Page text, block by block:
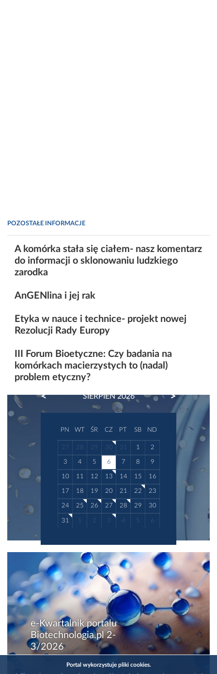
POZOSTAŁE INFORMACJE
A komórka stała się ciałem- nasz komentarz
do informacji o sklonowaniu ludzkiego
zarodka
AnGENlina i jej rak
Etyka w nauce i technice- projekt nowej
Rezolucji Rady Europy
III Forum Bioetyczne: Czy badania na
komórkach macierzystych to (nadal)
problem etyczny?
SIERPIEŃ 2026
PREVIOUS NEXT
PN WT ŚR CZ PT SB ND
27 28 29 30 31 1 2
3 4 5 6 7 8 9
10 11 12 13 14 15 16
17 18 19 20 21 22 23
24 25 26 27 28 29 30
31 1 2 3 4 5 6
e-Kwartalnik portalu
Biotechnologia.pl 2-
3/2026
Portal wykorzystuje pliki cookies.